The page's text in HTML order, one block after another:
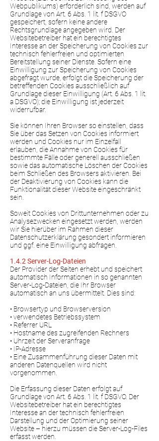
Webpublikums) erforderlich sind, werden auf
Grundlage von Art. 6 Abs. 1 lit. f DSGVO
gespeichert, sofern keine andere
Rechtsgrundlage angegeben wird. Der
Websitebetreiber hat ein berechtigtes
Interesse an der Speicherung von Cookies zur
technisch fehlerfreien und optimierten
Bereitstellung seiner Dienste. Sofern eine
Einwilligung zur Speicherung von Cookies
abgefragt wurde, erfolgt die Speicherung der
betreffenden Cookies ausschließlich auf
Grundlage dieser Einwilligung (Art. 6 Abs. 1 lit.
a DSGVO); die Einwilligung ist jederzeit
widerrufbar.
Sie können Ihren Browser so einstellen, dass
Sie über das Setzen von Cookies informiert
werden und Cookies nur im Einzelfall
erlauben, die Annahme von Cookies für
bestimmte Fälle oder generell ausschließen
sowie das automatische Löschen der Cookies
beim Schließen des Browsers aktivieren. Bei
der Deaktivierung von Cookies kann die
Funktionalität dieser Website eingeschränkt
sein.
Soweit Cookies von Drittunternehmen oder zu
Analysezwecken eingesetzt werden, werden
wir Sie hierüber im Rahmen dieser
Datenschutzerklärung gesondert informieren
und ggf. eine Einwilligung abfragen.
1.4.2 Server-Log-Dateien
Der Provider der Seiten erhebt und speichert
automatisch Informationen in so genannten
Server-Log-Dateien, die Ihr Browser
automatisch an uns übermittelt. Dies sind:
• Browsertyp und Browserversion
• verwendetes Betriebssystem
• Referrer URL
• Hostname des zugreifenden Rechners
• Uhrzeit der Serveranfrage
• IP-Adresse
• Eine Zusammenführung dieser Daten mit
anderen Datenquellen wird nicht
vorgenommen.
Die Erfassung dieser Daten erfolgt auf
Grundlage von Art. 6 Abs. 1 lit. f DSGVO. Der
Websitebetreiber hat ein berechtigtes
Interesse an der technisch fehlerfreien
Darstellung und der Optimierung seiner
Website – hierzu müssen die Server-Log-Files
erfasst werden.